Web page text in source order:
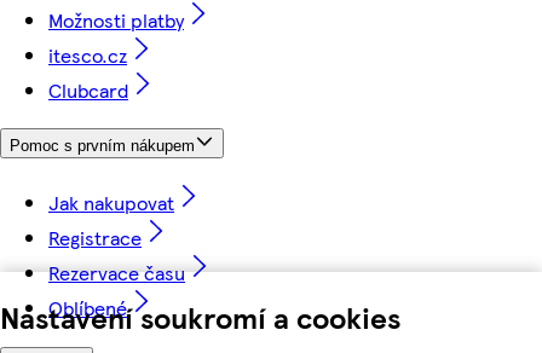
Nastavení soukromí a cookies
Možnosti platby
itesco.cz
Clubcard
Pomoc s prvním nákupem
Jak nakupovat
Registrace
Rezervace času
Oblíbené